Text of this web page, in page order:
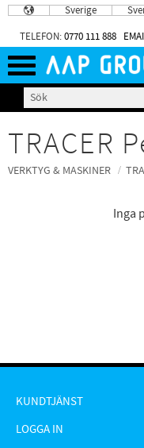
Meny
Sverige
TELEFON:0770 111 888
TRACER
VERKTYG & MASKINER
Inga
KUNDTJÄNST
LOGGA IN